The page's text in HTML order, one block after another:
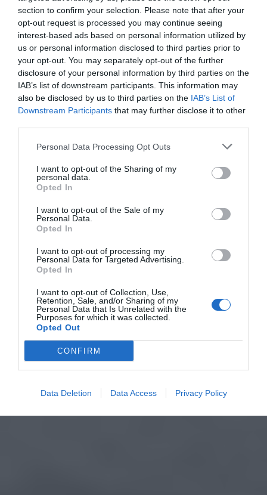
section to confirm your selection. Please note that after your
opt-out request is processed you may continue seeing
interest-based ads based on personal information utilized by
us or personal information disclosed to third parties prior to
your opt-out. You may separately opt-out of the further
disclosure of your personal information by third parties on the
IAB’s list of downstream participants. This information may
also be disclosed by us to third parties on the IAB’s List of
Downstream Participants that may further disclose it to other
Personal Data Processing Opt Outs
I want to opt-out of the Sharing of my
personal data.
Opted In
I want to opt-out of the Sale of my
Personal Data.
Opted In
I want to opt-out of processing my
Personal Data for Targeted Advertising.
Opted In
I want to opt-out of Collection, Use,
Retention, Sale, and/or Sharing of my
Personal Data that Is Unrelated with the
Purposes for which it was collected.
Opted Out
CONFIRM
Data Deletion Data Access Privacy Policy